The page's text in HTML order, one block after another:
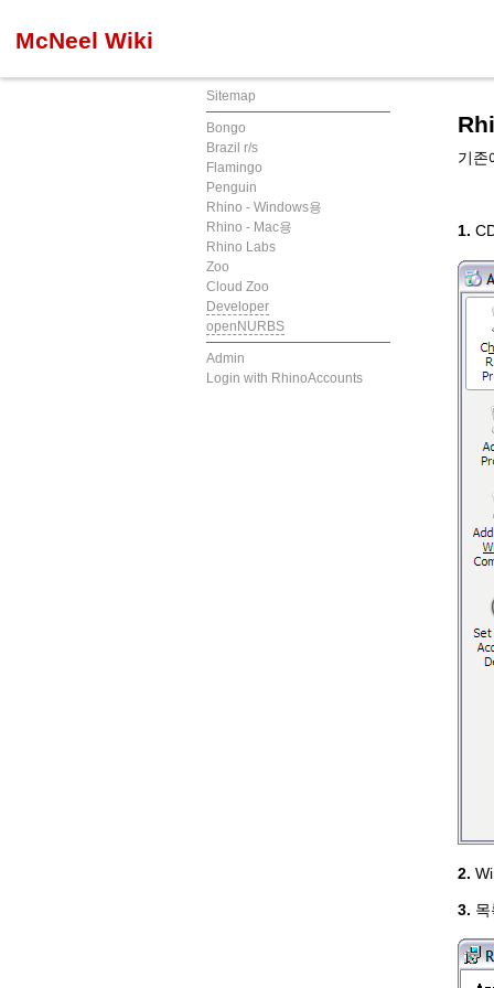
McNeel Wiki
Sitemap
Bongo
Brazil r/s
Flamingo
Penguin
Rhino - Windows용
Rhino - Mac용
Rhino Labs
Zoo
Cloud Zoo
Developer
openNURBS
Admin
Login with RhinoAccounts
기존
1.
2.
3.